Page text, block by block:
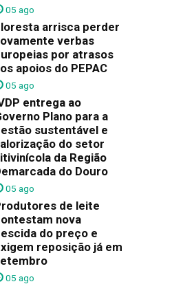
05 ago
arrisca perder
verbas
por atrasos
apoios do PEPAC
05 ago
entrega ao
Plano para a
sustentável e
do setor
da Região
do Douro
05 ago
de leite
nova
do preço e
reposição já em
05 ago